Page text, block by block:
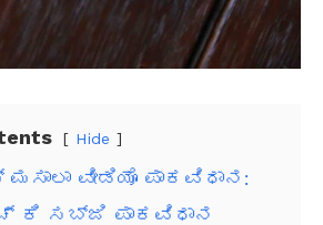
Hide
ವೀಡಿಯೊ ಪಾಕವಿಧಾನ:
ಕಿ ಸಬ್ಜಿ ಪಾಕವಿಧಾನ